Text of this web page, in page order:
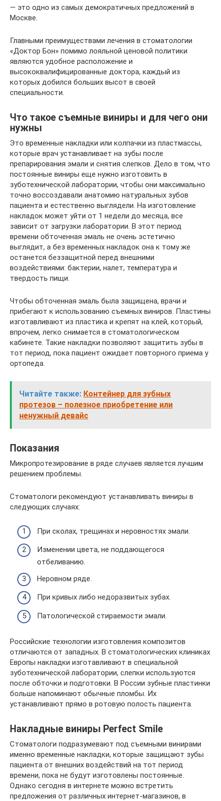
— это одно из самых демократичных предложений в
Москве.
Главными преимуществами лечения в стоматологии
«Доктор Бон» помимо лояльной ценовой политики
являются удобное расположение и
высококвалифицированные доктора, каждый из
которых добился больших высот в своей
специальности.
Что такое съемные виниры и для чего они
нужны
Это временные накладки или колпачки из пластмассы,
которые врач устанавливает на зубы после
препарирования эмали и снятия слепков. Дело в том, что
постоянные виниры еще нужно изготовить в
зуботехнической лаборатории, чтобы они максимально
точно воссоздавали анатомию натуральных зубов
пациента и естественно выглядели. На изготовление
накладок может уйти от 1 недели до месяца, все
зависит от загрузки лаборатории. В этот период
времени обточенная эмаль не очень эстетично
выглядит, а без временных накладок она к тому же
останется беззащитной перед внешними
воздействиями: бактерии, налет, температура и
твердость пищи.
Чтобы обточенная эмаль была защищена, врачи и
прибегают к использованию съемных виниров. Пластины
изготавливают из пластика и крепят на клей, который,
впрочем, легко снимается в стоматологическом
кабинете. Такие накладки позволяют защитить зубы в
тот период, пока пациент ожидает повторного приема у
ортопеда.
Читайте также: Контейнер для зубных
протезов – полезное приобретение или
ненужный девайс
Показания
Микропротезирование в ряде случаев является лучшим
решением проблемы.
Стоматологи рекомендуют устанавливать виниры в
следующих случаях:
При сколах, трещинах и неровностях эмали.
Изменении цвета, не поддающегося
отбеливанию.
Неровном ряде.
При кривых либо недоразвитых зубах.
Патологической стираемости эмали.
Российские технологии изготовления композитов
отличаются от западных. В стоматологических клиниках
Европы накладки изготавливают в специальной
зуботехнической лаборатории, слепки используются
после обточки и подготовки. В России зубные пластинки
больше напоминают обычные пломбы. Их
устанавливают прямо в ротовую полость пациента.
Накладные виниры Perfect Smile
Стоматологи подразумевают под съемными винирами
именно временные накладки, которые защищают зубы
пациента от внешних воздействий на тот период
времени, пока не будут изготовлены постоянные.
Однако сегодня в интернете можно встретить
предложения от различных интернет-магазинов, в